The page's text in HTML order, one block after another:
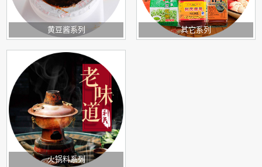
黄豆酱系列 其它系列
火锅料系列